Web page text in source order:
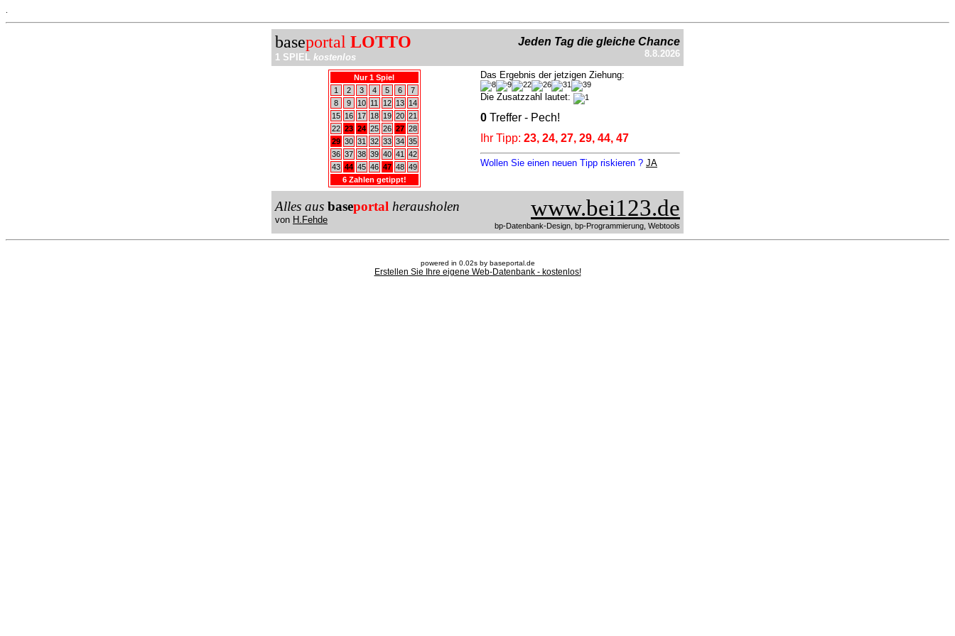
baseportal LOTTO
1 SPIEL kostenlos
Jeden Tag die gleiche Chance
8.8.2026
Nur 1 Spiel
1
2 3 4 5 6
7
8
9 10 11 12 13
14
15
16 17 18 19 20 21
22 23 24 25 26 27 28
29 30 31 32 33 34 35
36 37 38 39 40 41
42
43 44 45 46 47 48 49
6 Zahlen getippt!
Das Ergebnis der jetzigen Ziehung:
Die Zusatzzahl lautet:
0 Treffer - Pech!
Ihr Tipp: 23, 24, 27, 29, 44, 47
Wollen Sie einen neuen Tipp riskieren ? JA
Alles aus baseportal herausholen
von H.Fehde www.bei123.de
bp-Datenbank-Design, bp-Programmierung, Webtools
powered in 0.02s by baseportal.de
Erstellen Sie Ihre eigene Web-Datenbank - kostenlos!